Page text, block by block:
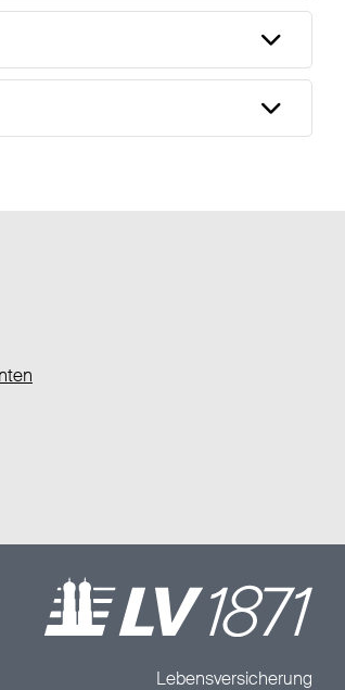
Lebensversicherung